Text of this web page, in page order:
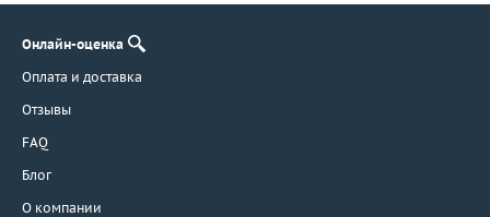
Онлайн-оценка
Оплата и доставка
Отзывы
FAQ
Блог
О компании